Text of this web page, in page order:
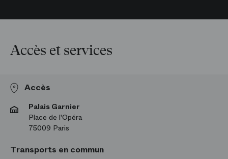
Accès et services
Accès
Palais Garnier
Place de l'Opéra
75009 Paris
Transports en commun